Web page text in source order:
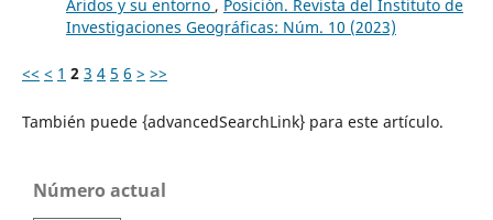
Áridos y su entorno , Posición. Revista del Instituto de
Investigaciones Geográficas: Núm. 10 (2023)
<< < 1 2 3 4 5 6 > >>
También puede {advancedSearchLink} para este artículo.
Número actual